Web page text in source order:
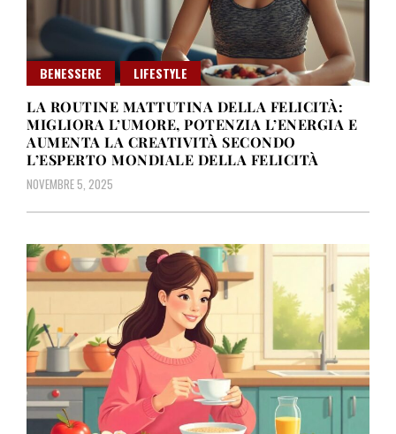
BENESSERE
LIFESTYLE
LA ROUTINE MATTUTINA DELLA FELICITÀ:
MIGLIORA L’UMORE, POTENZIA L’ENERGIA E
AUMENTA LA CREATIVITÀ SECONDO
L’ESPERTO MONDIALE DELLA FELICITÀ
NOVEMBRE 5, 2025